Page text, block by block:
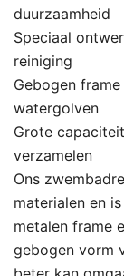
duurzaamheid
Speciaal
reiniging
Gebogen
watergolven
Grote
verzamelen
Ons
materialen en
metalen frame
gebogen vorm